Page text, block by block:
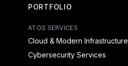
PORTFOLIO
ATOS SERVICES
Cloud & Modern Infrastructure
Cybersecurity Services